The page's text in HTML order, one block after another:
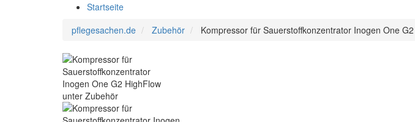
Startseite
pflegesachen.de
Zubehör Kompressor für Sauerstoffkonzentrator Inogen One